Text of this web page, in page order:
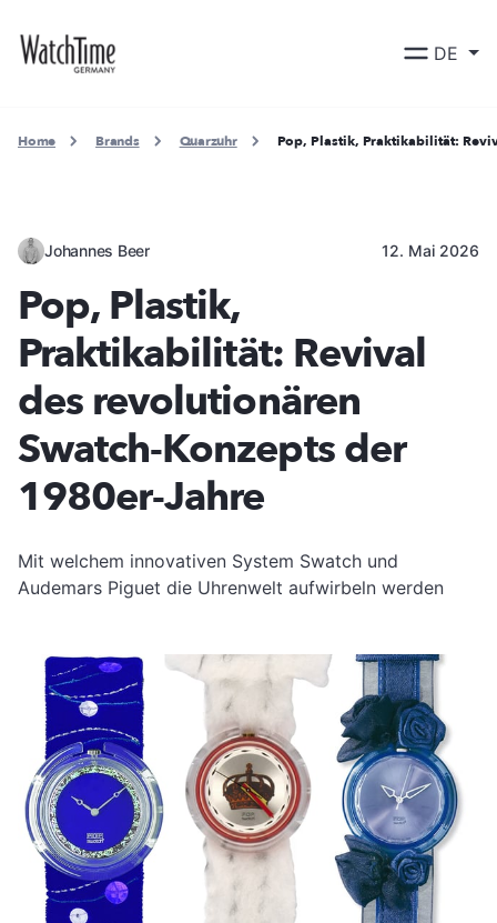
DE
Home Brands Quarzuhr Pop, Plastik, Praktikabilität:
Johannes Beer 12. Mai 2026
Pop, Plastik,
Praktikabilität: Revival
des revolutionären
Swatch-Konzepts der
1980er-Jahre
Mit welchem innovativen System Swatch und
Audemars Piguet die Uhrenwelt aufwirbeln werden